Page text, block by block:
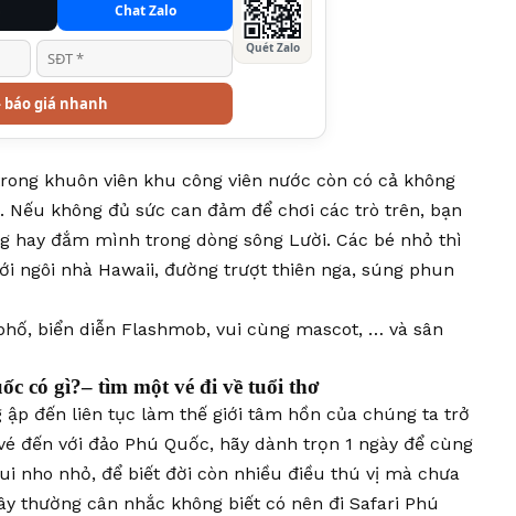
Chat Zalo
giá nhanh
Quét Zalo
khuôn viên khu công viên nước còn có cả không
Nếu không đủ sức can đảm để chơi các trò trên, bạn
hay đắm mình trong dòng sông Lười. Các bé nhỏ thì
ngôi nhà Hawaii, đường trượt thiên nga, súng phun
biển diễn Flashmob, vui cùng mascot, … và sân
có gì?– tìm một vé đi về tuổi thơ
ập đến liên tục làm thế giới tâm hồn của chúng ta trở
đến với đảo Phú Quốc, hãy dành trọn 1 ngày để cùng
nho nhỏ, để biết đời còn nhiều điều thú vị mà chưa
thường cân nhắc không biết có nên đi Safari Phú